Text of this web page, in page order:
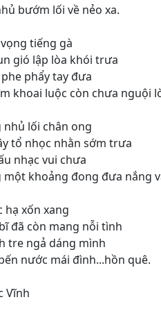
bướm lối về nẻo xa.
tiếng gà
gió lập lòa khói trưa
phẩy tay đưa
khoai luộc còn chưa nguội
lối chân ong
tổ nhọc nhằn sớm trưa
nhạc vui chưa
khoảng đong đưa nắng
hạ xốn xang
đã còn mang nỗi tình
tre ngả dáng mình
nước mái đình...hồn quê.
Vĩnh